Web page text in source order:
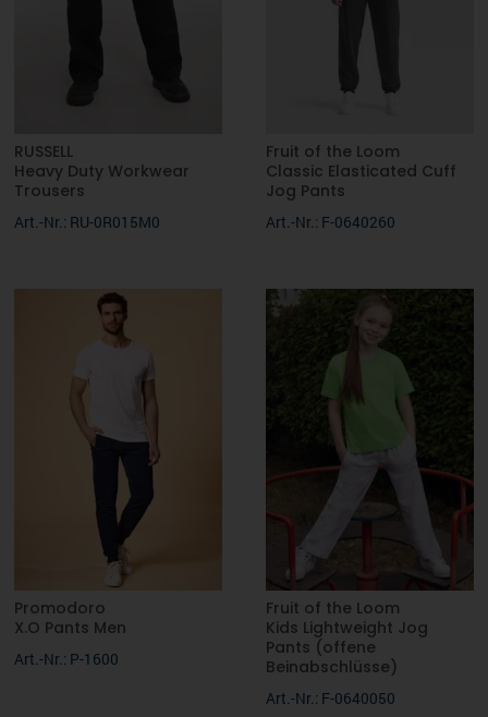
RUSSELL
Heavy Duty Workwear
Trousers
Art.-Nr.: RU-0R015M0
Fruit of the Loom
Classic Elasticated Cuff
Jog Pants
Art.-Nr.: F-0640260
Promodoro
X.O Pants Men
Art.-Nr.: P-1600
Fruit of the Loom
Kids Lightweight Jog
Pants (offene
Beinabschlüsse)
Art.-Nr.: F-0640050